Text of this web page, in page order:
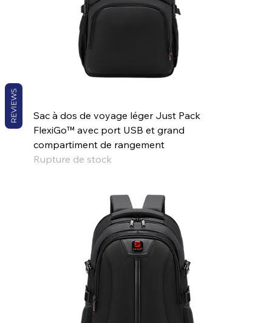
Sac à dos de voyage léger Just Pack
FlexiGo™ avec port USB et grand
compartiment de rangement
Rupture de stock
REVIEWS